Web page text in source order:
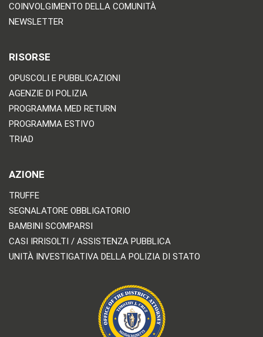
COINVOLGIMENTO DELLA COMUNITÀ
NEWSLETTER
RISORSE
OPUSCOLI E PUBBLICAZIONI
AGENZIE DI POLIZIA
PROGRAMMA MED RETURN
PROGRAMMA ESTIVO
TRIAD
AZIONE
TRUFFE
SEGNALATORE OBBLIGATORIO
BAMBINI SCOMPARSI
CASI IRRISOLTI / ASSISTENZA PUBBLICA
UNITÀ INVESTIGATIVA DELLA POLIZIA DI STATO